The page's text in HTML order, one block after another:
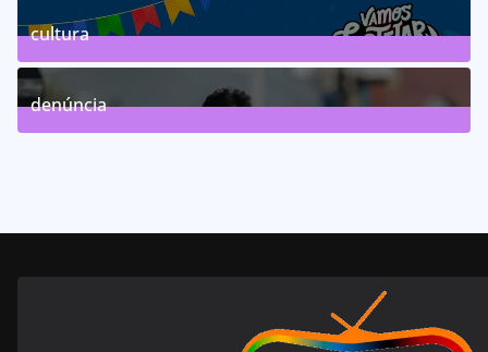
cultura
63Posts
denúncia